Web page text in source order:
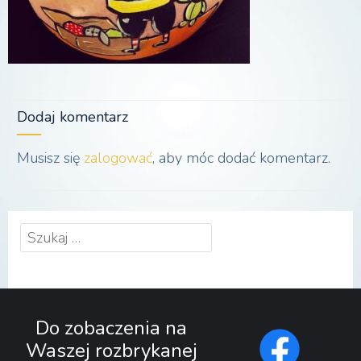
Dodaj komentarz
Musisz się zalogować, aby móc dodać komentarz.
Szukaj:
Do zobaczenia na
Waszej rozbrykanej